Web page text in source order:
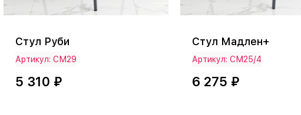
Стул Руби
Артикул: СМ29
5 310 ₽
Стул Мадлен+
Артикул: СМ25/4
6 275 ₽